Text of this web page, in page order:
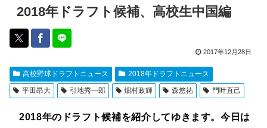
2018年ドラフト候補、高校生中国編
2017年12月28日
高校野球ドラフトニュース
2018年ドラフトニュース
平田昂大
引地秀一郎 畑村政輝 森悠祐 門叶直己
2018年のドラフト候補を紹介してゆきます。今日は